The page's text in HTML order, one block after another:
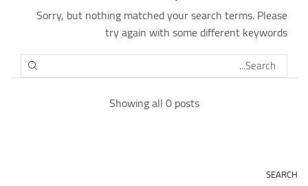
Sorry, but nothing matched your search terms. Please
try again with some different keywords
SEARCH
Showing all 0 posts
SEARCH